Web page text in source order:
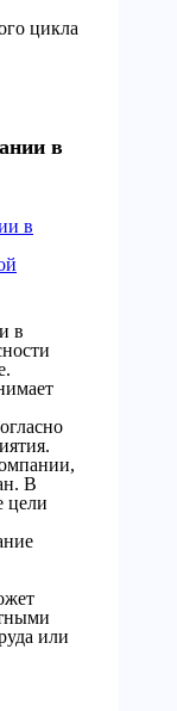
цикла
в
в
в
В
цели
или